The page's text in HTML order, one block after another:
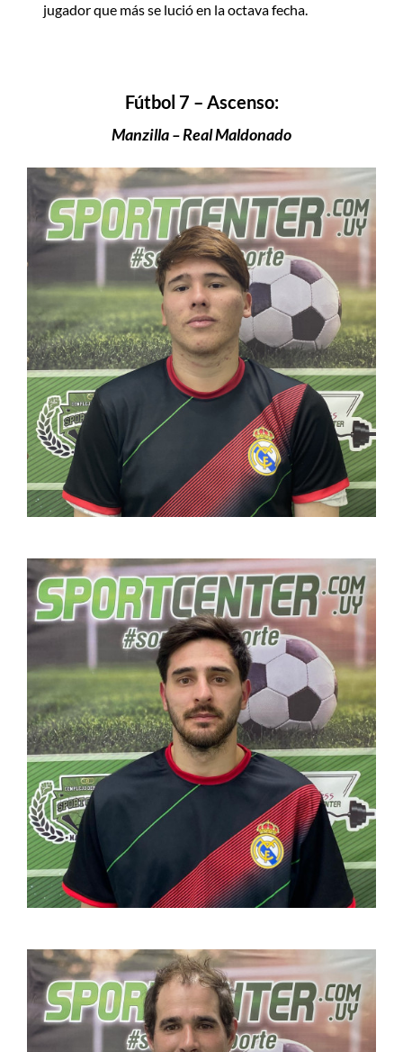
jugador que más se lució en la octava fecha.
Fútbol 7 – Ascenso:
Manzilla – Real Maldonado